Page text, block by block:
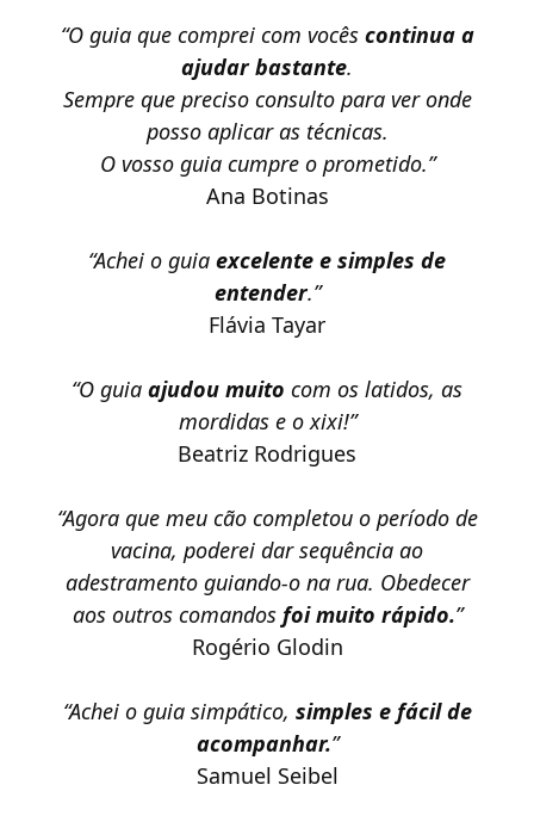
“O guia que comprei com vocês continua a
ajudar bastante.
Sempre que preciso consulto para ver onde
posso aplicar as técnicas.
O vosso guia cumpre o prometido.”
Ana Botinas
“Achei o guia excelente e simples de
entender.”
Flávia Tayar
“O guia ajudou muito com os latidos, as
mordidas e o xixi!”
Beatriz Rodrigues
“Agora que meu cão completou o período de
vacina, poderei dar sequência ao
adestramento guiando-o na rua. Obedecer
aos outros comandos foi muito rápido.”
Rogério Glodin
“Achei o guia simpático, simples e fácil de
acompanhar.”
Samuel Seibel